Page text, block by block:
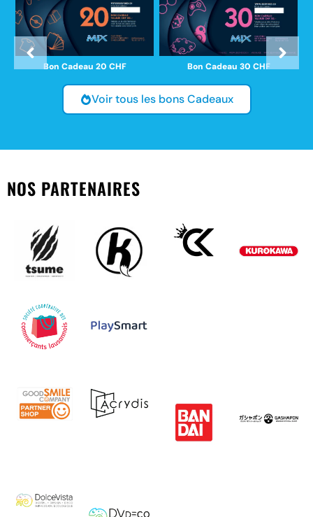
Bon Cadeau 20 CHF Bon Cadeau 30 CHF
Voir tous les bons Cadeaux
NOS PARTENAIRES